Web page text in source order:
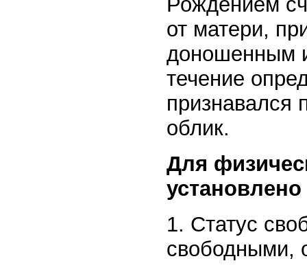
от матери,
доношенным
течение
признавался
облик.
Для
установлено
1. Статус
свободными,